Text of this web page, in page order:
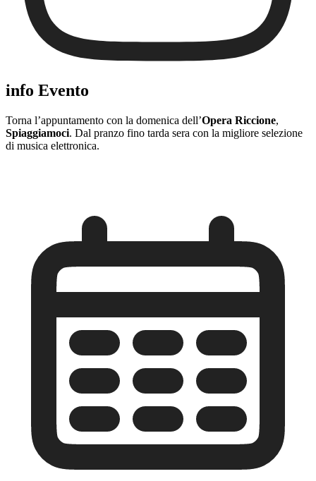
info Evento
Torna l’appuntamento con la domenica dell’Opera Riccione,
Spiaggiamoci. Dal pranzo fino tarda sera con la migliore selezione
di musica elettronica.